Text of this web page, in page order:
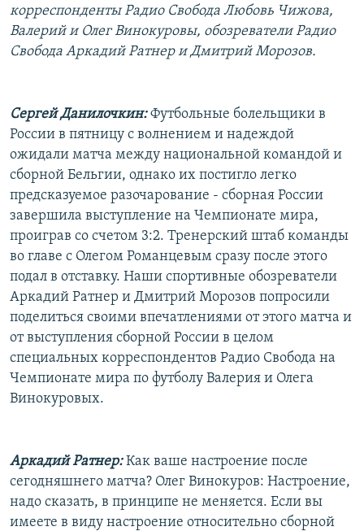
РАСПИСАНИЕ ВЕЩАНИЯ
ПОДПИШИТЕСЬ НА РАССЫЛКУ
Все сайты РСЕ/РС
корреспонденты Радио Свобода Любовь Чижова,
Валерий и Олег Винокуровы, обозреватели Радио
Свобода Аркадий Ратнер и Дмитрий Морозов.
Сергей Данилочкин:Футбольные болельщики в
России в пятницу с волнением и надеждой
ожидали матча между национальной командой и
сборной Бельгии, однако их постигло легко
предсказуемое разочарование - сборная России
завершила выступление на Чемпионате мира,
проиграв со счетом 3:2. Тренерский штаб команды
во главе с Олегом Романцевым сразу после этого
подал в отставку. Наши спортивные обозреватели
Аркадий Ратнер и Дмитрий Морозов попросили
поделиться своими впечатлениями от этого матча и
от выступления сборной России в целом
специальных корреспондентов Радио Свобода на
Чемпионате мира по футболу Валерия и Олега
Винокуровых.
Аркадий Ратнер:Как ваше настроение после
сегодняшнего матча? Олег Винокуров: Настроение,
надо сказать, в принципе не меняется. Если вы
имеете в виду настроение относительно сборной